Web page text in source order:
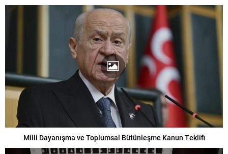
Milli Dayanışma ve Toplumsal Bütünleşme Kanun Teklifi